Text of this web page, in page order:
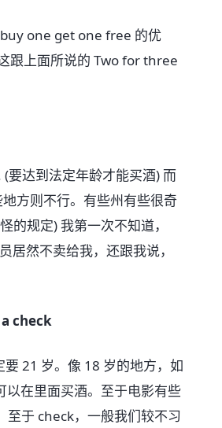
one get one free 的优
跟上面所说的 Two for three
达到法定年龄才能买酒) 而
方则不行。有些州有些很奇
规定) 我第一次不知道，
然不卖给我，还跟我说，
check
21 岁。像 18 岁的地方，如
在里面买酒。至于电影有些
至于 check，一般我们较不习